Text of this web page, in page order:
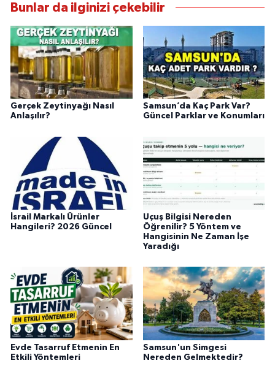
Bunlar da ilginizi çekebilir
Gerçek Zeytinyağı Nasıl
Anlaşılır?
Samsun’da Kaç Park Var?
Güncel Parklar ve Konumları
İsrail Markalı Ürünler
Hangileri? 2026 Güncel
Uçuş Bilgisi Nereden
Öğrenilir? 5 Yöntem ve
Hangisinin Ne Zaman İşe
Yaradığı
Evde Tasarruf Etmenin En
Etkili Yöntemleri
Samsun'un Simgesi
Nereden Gelmektedir?